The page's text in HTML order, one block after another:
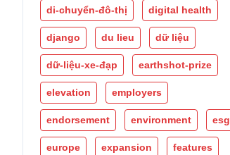
di-chuyển-đô-thị digital health
django du lieu dữ liệu
dữ-liệu-xe-đạp earthshot-prize
elevation employers
endorsement environment esg
europe expansion features